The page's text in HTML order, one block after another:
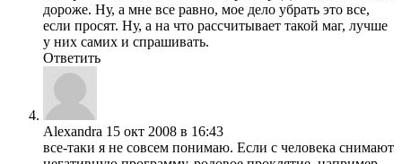
дороже. Ну, а мне все равно, мое дело убрать это все,
если просят. Ну, а на что рассчитывает такой маг, лучше
у них самих и спрашивать.
Ответить
Alexandra 15 окт 2008 в 16:43
все-таки я не совсем понимаю. Если с человека снимают